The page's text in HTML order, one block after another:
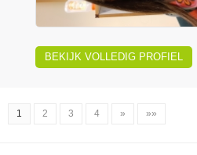
BEKIJK VOLLEDIG PROFIEL
1 2 3 4 » »»